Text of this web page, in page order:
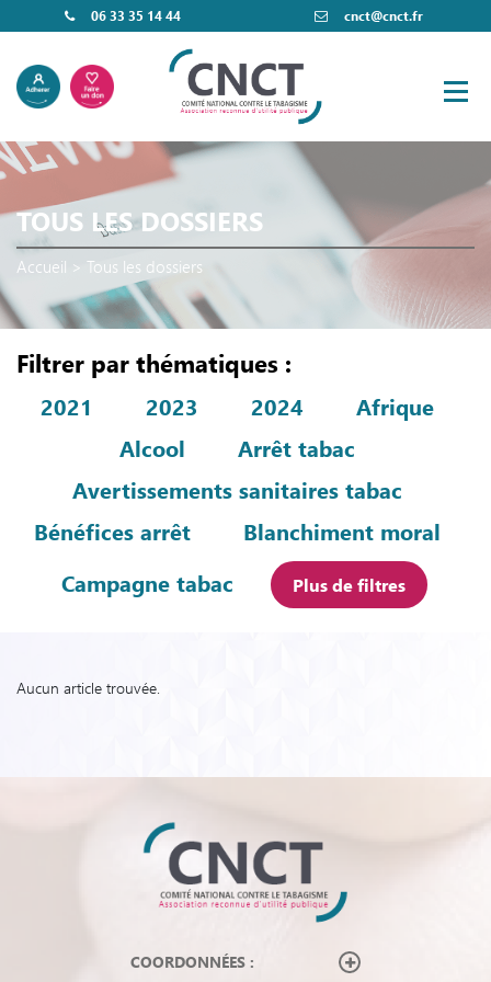
06 33 35 14 44 cnct@cnct.fr
TOUS LES DOSSIERS
Accueil > Tous les dossiers
Filtrer par thématiques :
2021 2023 2024
Afrique
Alcool
Arrêt tabac
Avertissements sanitaires tabac
Bénéfices arrêt
Blanchiment moral
Campagne tabac
Plus de filtres
Aucun article trouvée.
COORDONNÉES :